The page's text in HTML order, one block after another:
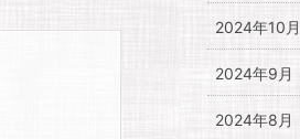
2024年10月
2024年9月
2024年8月